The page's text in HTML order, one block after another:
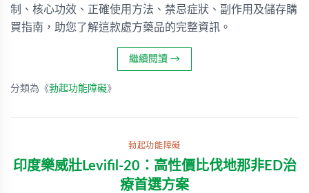
制、核心功效、正確使用方法、禁忌症狀、副作用及儲存購
買指南，助您了解這款處方藥品的完整資訊。
繼續閱讀 →
分類為《勃起功能障礙》
勃起功能障礙
印度樂威壯Levifil-20：高性價比伐地那非ED治
療首選方案